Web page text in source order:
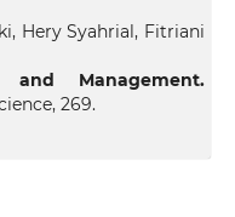
Hery Syahrial, Fitriani
and Management.
269.